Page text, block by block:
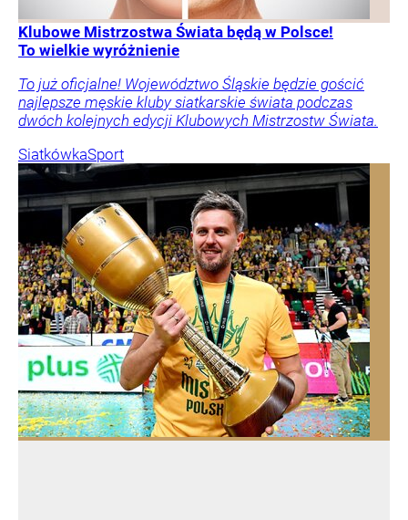
Klubowe Mistrzostwa Świata będą w Polsce!
To wielkie wyróżnienie
To już oficjalne! Województwo Śląskie będzie gościć
najlepsze męskie kluby siatkarskie świata podczas
dwóch kolejnych edycji Klubowych Mistrzostw Świata.
SiatkówkaSport